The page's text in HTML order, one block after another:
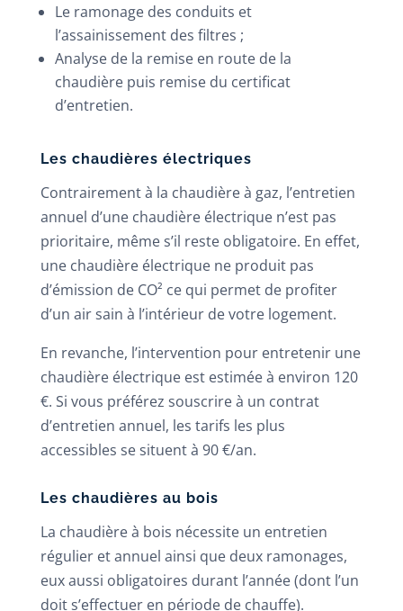
Le ramonage des conduits et
l’assainissement des filtres ;
Analyse de la remise en route de la
chaudière puis remise du certificat
d’entretien.
Les chaudières électriques
Contrairement à la chaudière à gaz, l’entretien
annuel d’une chaudière électrique n’est pas
prioritaire, même s’il reste obligatoire. En effet,
une chaudière électrique ne produit pas
d’émission de CO² ce qui permet de profiter
d’un air sain à l’intérieur de votre logement.
En revanche, l’intervention pour entretenir une
chaudière électrique est estimée à environ 120
€. Si vous préférez souscrire à un contrat
d’entretien annuel, les tarifs les plus
accessibles se situent à 90 €/an.
Les chaudières au bois
La chaudière à bois nécessite un entretien
régulier et annuel ainsi que deux ramonages,
eux aussi obligatoires durant l’année (dont l’un
doit s’effectuer en période de chauffe).